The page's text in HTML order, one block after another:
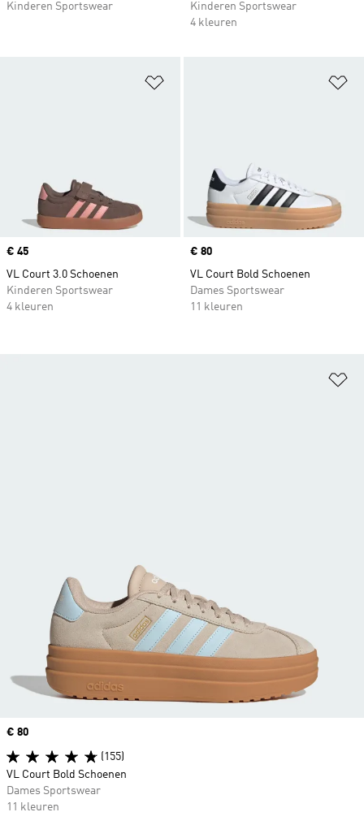
Kinderen Sportswear
Kinderen Sportswear
4 kleuren
Price
€ 45
VL Court 3.0 Schoenen
Kinderen Sportswear
4 kleuren
Price
€ 80
VL Court Bold Schoenen
Dames Sportswear
11 kleuren
Price
€ 80
(155)
VL Court Bold Schoenen
Dames Sportswear
11 kleuren